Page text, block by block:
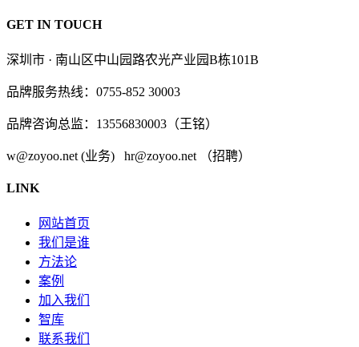
GET IN TOUCH
深圳市 · 南山区中山园路农光产业园B栋101B
品牌服务热线：0755-852 30003
品牌咨询总监：13556830003（王铭）
w@zoyoo.net (业务) hr@zoyoo.net （招聘）
LINK
网站首页
我们是谁
方法论
案例
加入我们
智库
联系我们